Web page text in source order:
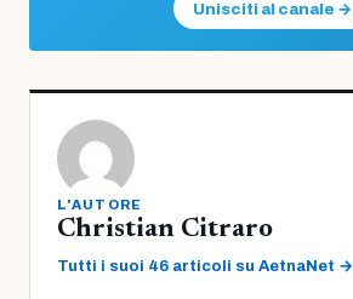
Unisciti al canale →
L'AUTORE
Christian Citraro
Tutti i suoi 46 articoli su AetnaNet →